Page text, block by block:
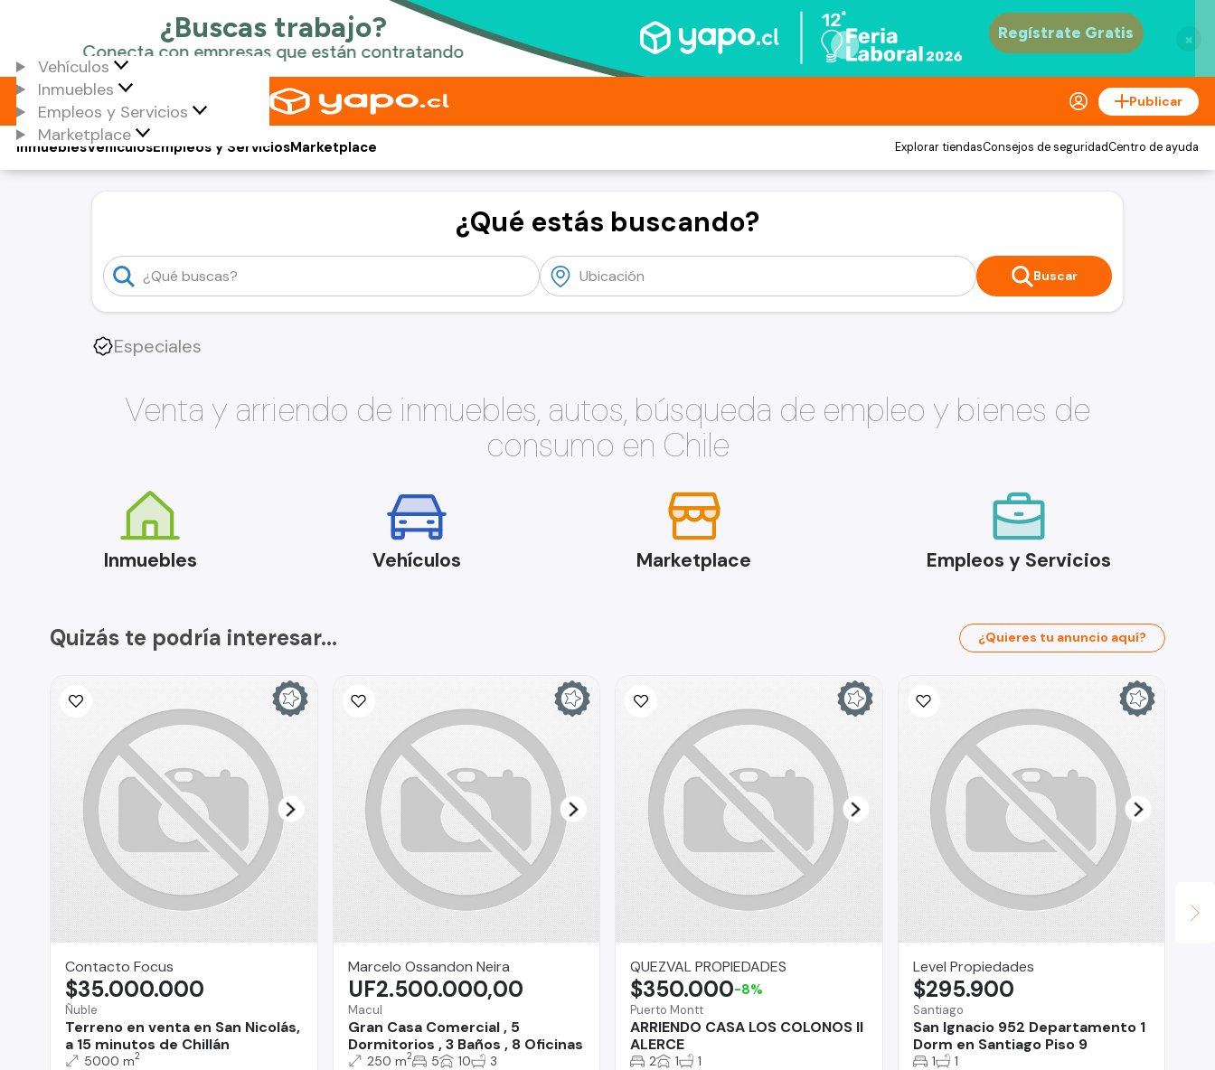
×
Vehículos
Inmuebles
Empleos y Servicios
Marketplace
Publicar
Vehículos
Inmuebles Empleos y ServiciosMarketplace Explorar tiendasConsejos de seguridadCentro de ayuda
¿Qué estás buscando?
Buscar
Especiales
Venta y arriendo de inmuebles, autos, búsqueda de empleo y bienes de
consumo en Chile
Inmuebles Vehículos Marketplace Empleos y Servicios
Quizás te podría interesar... ¿Quieres tu anuncio aquí?
Contacto Focus
Ñuble
Terreno en venta en San Nicolás,
a 15 minutos de Chillán
$35.000.000
5000 m2
Marcelo Ossandon Neira
Macul
Gran Casa Comercial , 5
Dormitorios , 3 Baños , 8 Oficinas
UF2.500.000,00
250 m2 5 10 3
QUEZVAL PROPIEDADES
Puerto Montt
ARRIENDO CASA LOS COLONOS II
ALERCE
$350.000-8%
2 1 1
Level Propiedades
Santiago
San Ignacio 952 Departamento 1
Dorm en Santiago Piso 9
$295.900
1 1